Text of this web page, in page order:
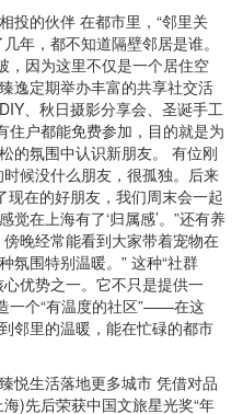
投的伙伴 在都市里，“邻里关
年，都不知道隔壁邻居是谁。
，因为这里不仅是一个居住空
逸定期举办丰富的共享社交活
、秋日摄影分享会、圣诞手工
住户都能免费参加，目的就是为
的氛围中认识新朋友。 有位刚
候没什么朋友，很孤独。后来
在的好朋友，我们周末会一起
在上海有了‘归属感’。”还有养
晚经常能看到大家带着宠物在
氛围特别温暖。” 这种“社群
优势之一。它不只是提供一
一个“有温度的社区”——在这
邻里的温暖，能在忙碌的都市
悦生活落地更多城市 凭借对品
)先后荣获中国文旅星光奖“年